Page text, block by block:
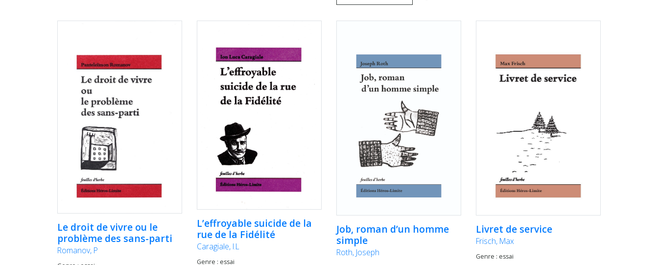
Le droit de vivre ou le
problème des sans-parti
Romanov, P
L’effroyable suicide de la
rue de la Fidélité
Caragiale, I.L
Genre : essai
Job, roman d’un homme
simple
Roth, Joseph
Livret de service
Frisch, Max
Genre : essai